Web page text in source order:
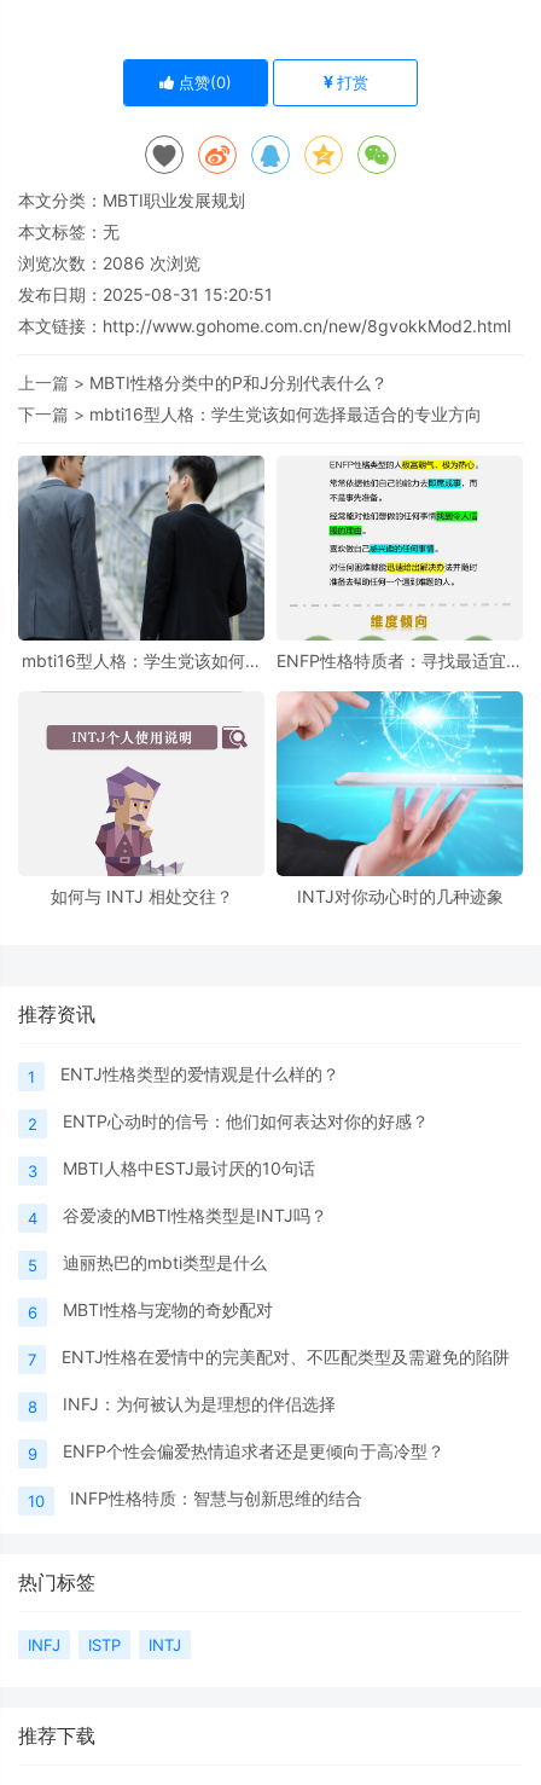
点赞(0) 打赏
本文分类： MBTI职业发展规划
本文标签：无
浏览次数： 2086 次浏览
发布日期：2025-08-31 15:20:51
本文链接： http://www.gohome.com.cn/new/8gvokkMod2.html
上一篇 > MBTI性格分类中的P和J分别代表什么？
下一篇 > mbti16型人格：学生党该如何选择最适合的专业方向
mbti16型人格：学生党该如何选
ENFP性格特质者：寻找最适宜的
如何与 INTJ 相处交往？ INTJ对你动心时的几种迹象
推荐资讯
1 ENTJ性格类型的爱情观是什么样的？
2 ENTP心动时的信号：他们如何表达对你的好感？
3 MBTI人格中ESTJ最讨厌的10句话
4 谷爱凌的MBTI性格类型是INTJ吗？
5 迪丽热巴的mbti类型是什么
6 MBTI性格与宠物的奇妙配对
7 ENTJ性格在爱情中的完美配对、不匹配类型及需避免的陷阱
8 INFJ：为何被认为是理想的伴侣选择
9 ENFP个性会偏爱热情追求者还是更倾向于高冷型？
10 INFP性格特质：智慧与创新思维的结合
热门标签
INFJ ISTP INTJ
推荐下载